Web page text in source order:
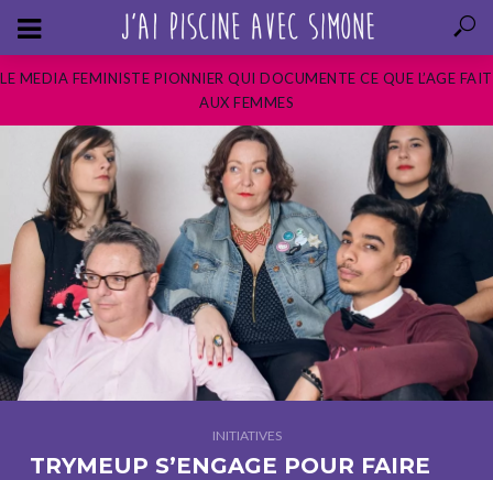
LE MEDIA FEMINISTE PIONNIER QUI DOCUMENTE CE QUE L’AGE FAIT
AUX FEMMES
INITIATIVES
TRYMEUP S’ENGAGE POUR FAIRE